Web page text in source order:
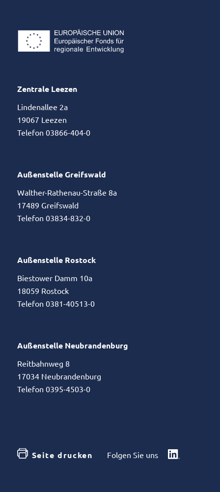
Zentrale Leezen
Lindenallee 2a
19067 Leezen
Telefon 03866-404-0
Außenstelle Greifswald
Walther-Rathenau-Straße 8a
17489 Greifswald
Telefon 03834-832-0
Außenstelle Rostock
Biestower Damm 10a
18059 Rostock
Telefon 0381-40513-0
Außenstelle Neubrandenburg
Reitbahnweg 8
17034 Neubrandenburg
Telefon 0395-4503-0
Seite drucken Folgen Sie uns